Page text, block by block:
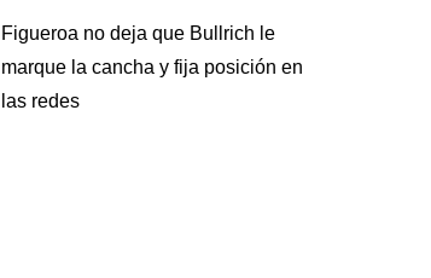
Figueroa no deja que Bullrich le
marque la cancha y fija posición en
las redes